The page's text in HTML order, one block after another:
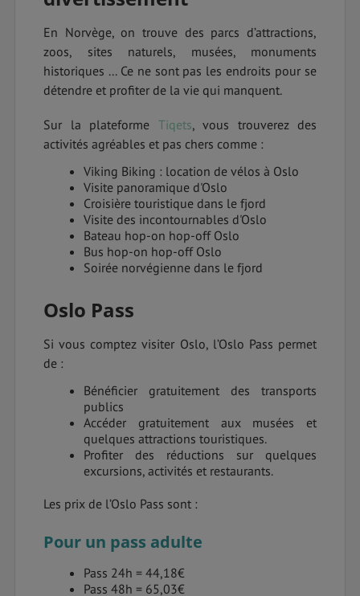
En Norvège, on trouve des parcs d’attractions,
zoos, sites naturels, musées, monuments
historiques ... Ce ne sont pas les endroits pour se
détendre et profiter de la vie qui manquent.
Sur la plateforme Tiqets, vous trouverez des
activités agréables et pas chers comme :
Viking Biking : location de vélos à Oslo
Visite panoramique d'Oslo
Croisière touristique dans le fjord
Visite des incontournables d'Oslo
Bateau hop-on hop-off Oslo
Bus hop-on hop-off Oslo
Soirée norvégienne dans le fjord
Oslo Pass
Si vous comptez visiter Oslo, l’Oslo Pass permet
de :
Bénéficier gratuitement des transports
publics
Accéder gratuitement aux musées et
quelques attractions touristiques.
Profiter des réductions sur quelques
excursions, activités et restaurants.
Les prix de l’Oslo Pass sont :
Pour un pass adulte
Pass 24h = 44,18€
Pass 48h = 65,03€